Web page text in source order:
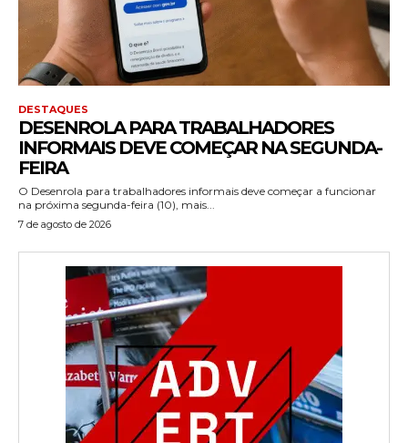
DESTAQUES
DESENROLA PARA TRABALHADORES
INFORMAIS DEVE COMEÇAR NA SEGUNDA-
FEIRA
O Desenrola para trabalhadores informais deve começar a funcionar
na próxima segunda-feira (10), mais...
7 de agosto de 2026